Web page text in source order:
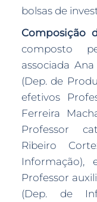
bolsas de
Composição
composto
associada
(Dep. de
efetivos
Ferreira
Professor
Ribeiro
Informação),
Professor
(Dep. de